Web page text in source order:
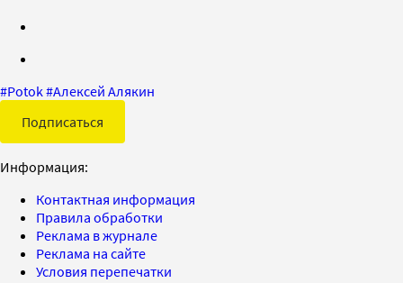
#Potok#Алексей Алякин
Подписаться
Информация:
Контактная информация
Правила обработки
Реклама в журнале
Реклама на сайте
Условия перепечатки